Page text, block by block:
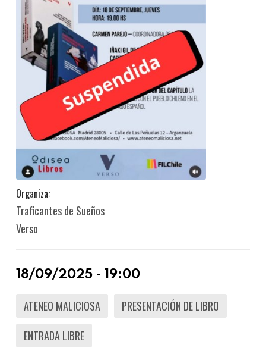
Organiza:
Traficantes de Sueños
Verso
18/09/2025 - 19:00
ATENEO MALICIOSA
PRESENTACIÓN DE LIBRO
ENTRADA LIBRE